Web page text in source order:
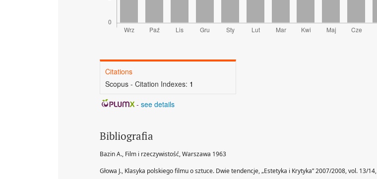
Citations
Scopus - Citation Indexes: 1
- see details
Bibliografia
Bazin A., Film i rzeczywistość, Warszawa 1963
Głowa J., Klasyka polskiego filmu o sztuce. Dwie tendencje, „Estetyka i Krytyka” 2007/2008, vol. 13/14,